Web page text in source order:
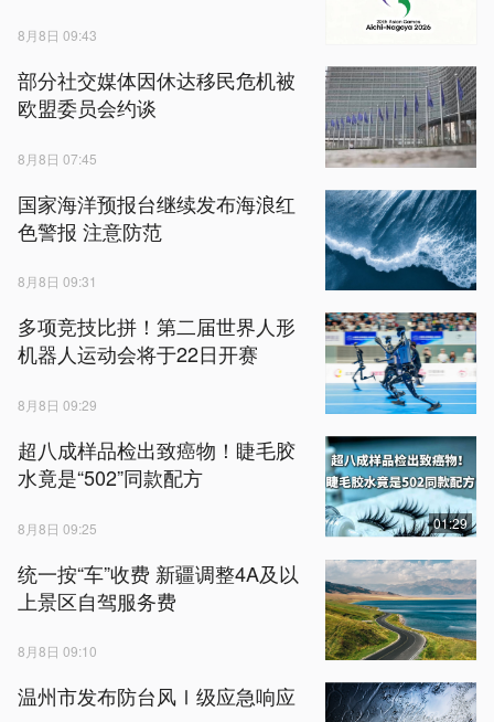
8月8日 09:43
部分社交媒体因休达移民危机被
欧盟委员会约谈
8月8日 07:45
国家海洋预报台继续发布海浪红
色警报 注意防范
8月8日 09:31
多项竞技比拼！第二届世界人形
机器人运动会将于22日开赛
8月8日 09:29
超八成样品检出致癌物！睫毛胶
水竟是“502”同款配方
8月8日 09:25 01:29
统一按“车”收费 新疆调整4A及以
上景区自驾服务费
8月8日 09:10
温州市发布防台风Ⅰ级应急响应